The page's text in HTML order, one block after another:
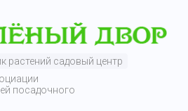
растений садовый центр
посадочного